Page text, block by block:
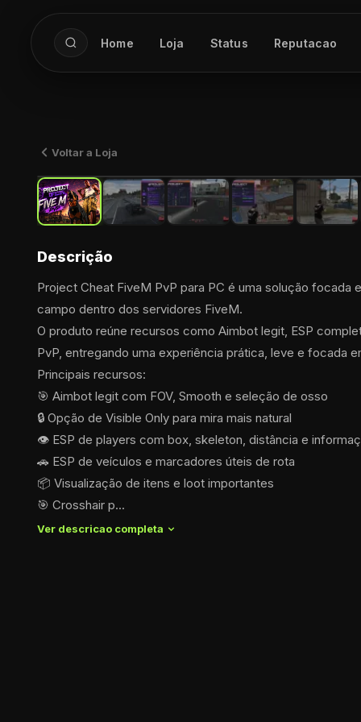
Home Loja Status Reputacao
Voltar a Loja
Descrição
Project Cheat FiveM PvP para PC é uma solução focada
campo dentro dos servidores FiveM.
O produto reúne recursos como Aimbot legit, ESP
PvP, entregando uma experiência prática, leve e focada
Principais recursos:
🎯 Aimbot legit com FOV, Smooth e seleção de osso
🔒 Opção de Visible Only para mira mais natural
👁️ ESP de players com box, skeleton, distância e
🚗 ESP de veículos e marcadores úteis de rota
📦 Visualização de itens e loot importantes
🎯 Crosshair p...